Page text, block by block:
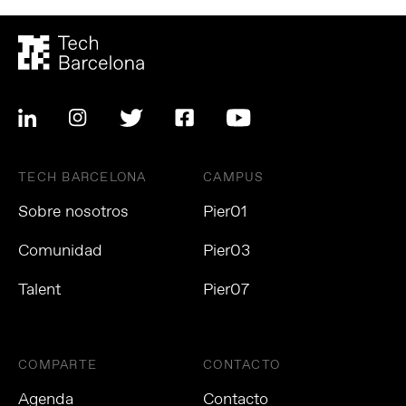
TECH BARCELONA
Sobre nosotros
Comunidad
Talent
CAMPUS
Pier01
Pier03
Pier07
COMPARTE
Agenda
CONTACTO
Contacto